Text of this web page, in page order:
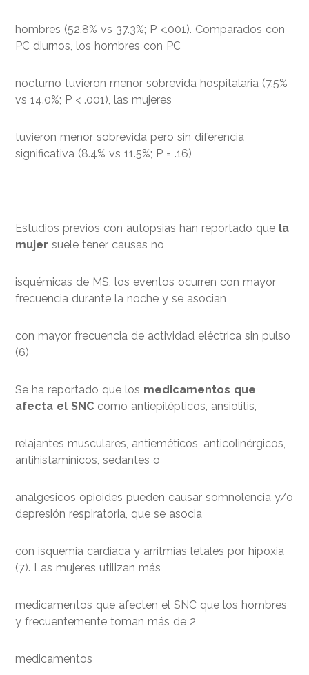
hombres (52.8% vs 37.3%; P <.001). Comparados con
PC diurnos, los hombres con PC
nocturno tuvieron menor sobrevida hospitalaria (7.5%
vs 14.0%; P < .001), las mujeres
tuvieron menor sobrevida pero sin diferencia
significativa (8.4% vs 11.5%; P = .16)
Estudios previos con autopsias han reportado que la
mujer suele tener causas no
isquémicas de MS, los eventos ocurren con mayor
frecuencia durante la noche y se asocian
con mayor frecuencia de actividad eléctrica sin pulso
(6)
Se ha reportado que los medicamentos que
afecta el SNC como antiepilépticos, ansiolitis,
relajantes musculares, antieméticos, anticolinérgicos,
antihistaminicos, sedantes o
analgesicos opioides pueden causar somnolencia y/o
depresión respiratoria, que se asocia
con isquemia cardiaca y arritmias letales por hipoxia
(7). Las mujeres utilizan más
medicamentos que afecten el SNC que los hombres
y frecuentemente toman más de 2
medicamentos